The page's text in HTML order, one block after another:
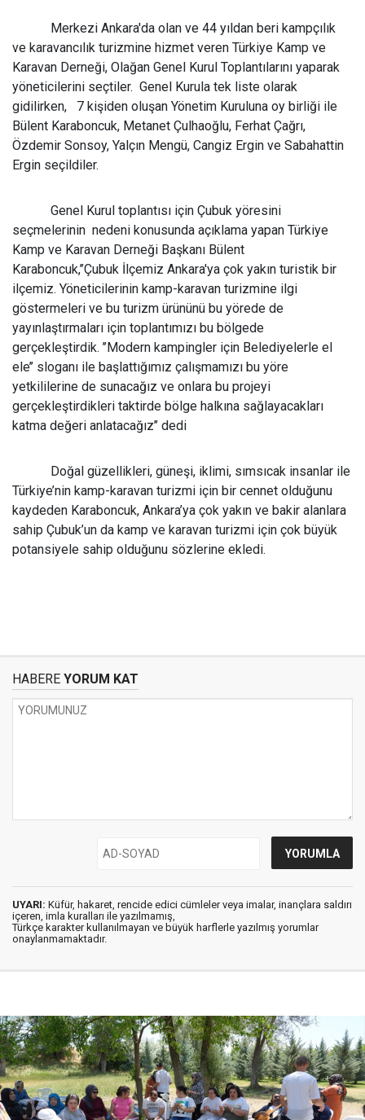
Merkezi Ankara'da olan ve 44 yıldan beri kampçılık
ve karavancılık turizmine hizmet veren Türkiye Kamp ve
Karavan Derneği, Olağan Genel Kurul Toplantılarını yaparak
yöneticilerini seçtiler. Genel Kurula tek liste olarak
gidilirken,
7 kişiden oluşan Yönetim Kuruluna oy birliği ile
Bülent Karaboncuk, Metanet Çulhaoğlu, Ferhat Çağrı,
Özdemir Sonsoy, Yalçın Mengü, Cangiz Ergin ve Sabahattin
Ergin seçildiler.
Genel Kurul toplantısı için Çubuk yöresini
seçmelerinin nedeni konusunda açıklama yapan Türkiye
Kamp ve Karavan Derneği Başkanı Bülent
Karaboncuk,’’Çubuk İlçemiz Ankara'ya çok yakın turistik bir
ilçemiz. Yöneticilerinin kamp-karavan turizmine ilgi
göstermeleri ve bu turizm ürününü bu yörede de
yayınlaştırmaları için toplantımızı bu bölgede
gerçekleştirdik. ’’Modern kampingler için Belediyelerle el
ele’’ sloganı ile başlattığımız çalışmamızı bu yöre
yetkililerine de sunacağız ve onlara bu projeyi
gerçekleştirdikleri taktirde bölge halkına sağlayacakları
katma değeri anlatacağız’’ dedi
Doğal güzellikleri, güneşi, iklimi, sımsıcak insanlar ile
Türkiye’nin kamp-karavan turizmi için bir cennet olduğunu
kaydeden Karaboncuk, Ankara’ya çok yakın ve bakir alanlara
sahip Çubuk’un da kamp ve karavan turizmi için çok büyük
potansiyele sahip olduğunu sözlerine ekledi.
HABERE YORUM KAT
UYARI: Küfür, hakaret, rencide edici cümleler veya imalar, inançlara saldırı
içeren, imla kuralları ile yazılmamış,
Türkçe karakter kullanılmayan ve büyük harflerle yazılmış yorumlar
onaylanmamaktadır.